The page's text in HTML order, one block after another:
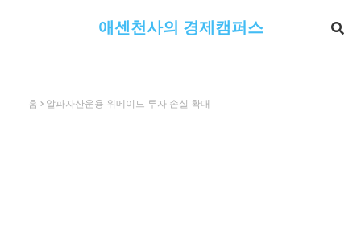
애센천사의 경제캠퍼스
홈 알파자산운용 위메이드 투자 손실 확대